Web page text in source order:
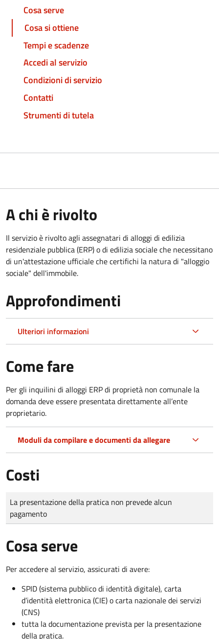
Cosa serve
Cosa si ottiene
Tempi e scadenze
Accedi al servizio
Condizioni di servizio
Contatti
Strumenti di tutela
A chi è rivolto
Il servizio è rivolto agli assegnatari di alloggi di edilizia
residenziale pubblica (ERP) o di edilizia sociale che necessitano
di un'attestazione ufficiale che certifichi la natura di "alloggio
sociale" dell'immobile.
Approfondimenti
Ulteriori informazioni
Come fare
Per gli inquilini di alloggi ERP di proprietà non comunale la
domanda deve essere presentata direttamente all’ente
proprietario.
Moduli da compilare e documenti da allegare
Costi
Tipo di pagamento
Importo
La presentazione della pratica non prevede alcun
pagamento
Cosa serve
Per accedere al servizio, assicurati di avere:
SPID (sistema pubblico di identità digitale), carta
d’identità elettronica (CIE) o carta nazionale dei servizi
(CNS)
tutta la documentazione prevista per la presentazione
della pratica.